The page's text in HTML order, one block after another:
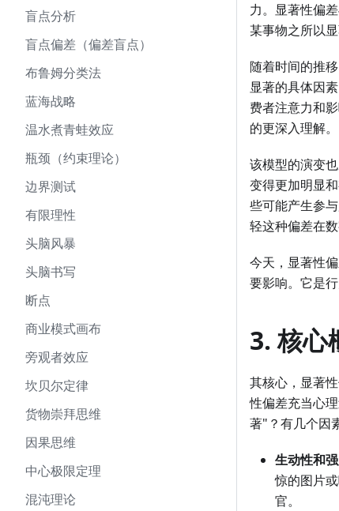
盲点分析
盲点偏差（偏差盲点）
布鲁姆分类法
蓝海战略
温水煮青蛙效应
瓶颈（约束理论）
边界测试
有限理性
头脑风暴
头脑书写
断点
商业模式画布
旁观者效应
坎贝尔定律
货物崇拜思维
因果思维
中心极限定理
混沌理论
力。显著性偏
某事物之所以
随着时间的推
显著的具体因
费者注意力和
的更深入理解。
该模型的演变
变得更加明显
些可能产生参
轻这种偏差在
今天，显著性
要影响。它是
3. 核心
其核心，显著
性偏差充当心
著"？有几个因
生动性和
惊的图片
官。